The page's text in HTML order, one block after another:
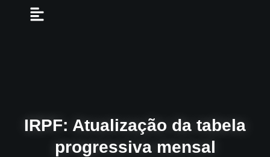
IRPF: Atualização da tabela
progressiva mensal